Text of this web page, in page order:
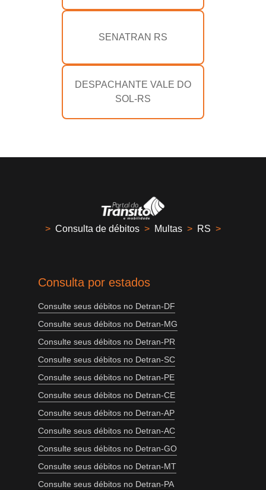
SENATRAN RS
DESPACHANTE VALE DO
SOL-RS
> Consulta de débitos > Multas > RS >
Consulta por estados
Consulte seus débitos no Detran-DF
Consulte seus débitos no Detran-MG
Consulte seus débitos no Detran-PR
Consulte seus débitos no Detran-SC
Consulte seus débitos no Detran-PE
Consulte seus débitos no Detran-CE
Consulte seus débitos no Detran-AP
Consulte seus débitos no Detran-AC
Consulte seus débitos no Detran-GO
Consulte seus débitos no Detran-MT
Consulte seus débitos no Detran-PA